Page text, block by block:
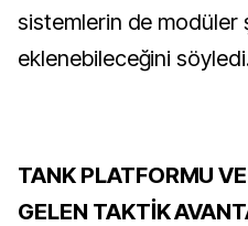
sistemlerin de modüler
eklenebileceğini
TANK PLATFORMU
GELEN TAKTİK